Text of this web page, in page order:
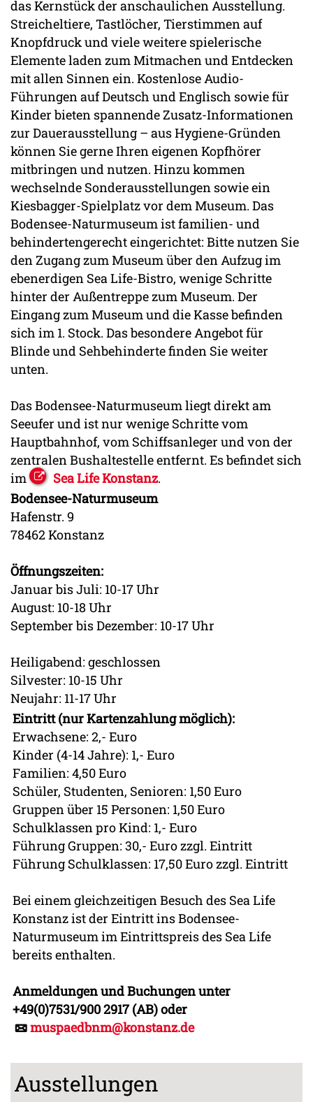
das Kernstück der anschaulichen Ausstellung.
Streicheltiere, Tastlöcher, Tierstimmen auf
Knopfdruck und viele weitere spielerische
Elemente laden zum Mitmachen und Entdecken
mit allen Sinnen ein. Kostenlose Audio-
Führungen auf Deutsch und Englisch sowie für
Kinder bieten spannende Zusatz-Informationen
zur Dauerausstellung – aus Hygiene-Gründen
können Sie gerne Ihren eigenen Kopfhörer
mitbringen und nutzen. Hinzu kommen
wechselnde Sonderausstellungen sowie ein
Kiesbagger-Spielplatz vor dem Museum. Das
Bodensee-Naturmuseum ist familien- und
behindertengerecht eingerichtet: Bitte nutzen Sie
den Zugang zum Museum über den Aufzug im
ebenerdigen Sea Life-Bistro, wenige Schritte
hinter der Außentreppe zum Museum. Der
Eingang zum Museum und die Kasse befinden
sich im 1. Stock. Das besondere Angebot für
Blinde und Sehbehinderte finden Sie weiter
unten.
Das Bodensee-Naturmuseum liegt direkt am
Seeufer und ist nur wenige Schritte vom
Hauptbahnhof, vom Schiffsanleger und von der
zentralen Bushaltestelle entfernt. Es befindet sich
im
Sea Life Konstanz.
Bodensee-Naturmuseum
Hafenstr. 9
78462 Konstanz
Öffnungszeiten:
Januar bis Juli: 10-17 Uhr
August: 10-18 Uhr
September bis Dezember: 10-17 Uhr
Heiligabend: geschlossen
Silvester: 10-15 Uhr
Neujahr: 11-17 Uhr
Eintritt (nur Kartenzahlung möglich):
Erwachsene: 2,- Euro
Kinder (4-14 Jahre): 1,- Euro
Familien: 4,50 Euro
Schüler, Studenten, Senioren: 1,50 Euro
Gruppen über 15 Personen: 1,50 Euro
Schulklassen pro Kind: 1,- Euro
Führung Gruppen: 30,- Euro zzgl. Eintritt
Führung Schulklassen: 17,50 Euro zzgl. Eintritt
Bei einem gleichzeitigen Besuch des Sea Life
Konstanz ist der Eintritt ins Bodensee-
Naturmuseum im Eintrittspreis des Sea Life
bereits enthalten.
Anmeldungen und Buchungen unter
+49(0)7531/900 2917 (AB) oder
muspaedbnm@konstanz.de
Ausstellungen